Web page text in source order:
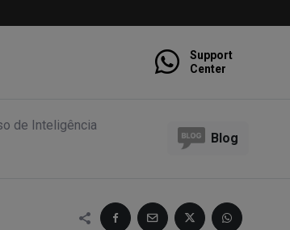
Support
Center
de Inteligência
Blog